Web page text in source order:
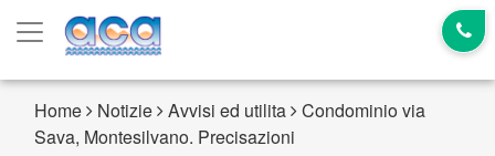
Home Notizie Avvisi ed utilita
Condominio via
Sava, Montesilvano. Precisazioni